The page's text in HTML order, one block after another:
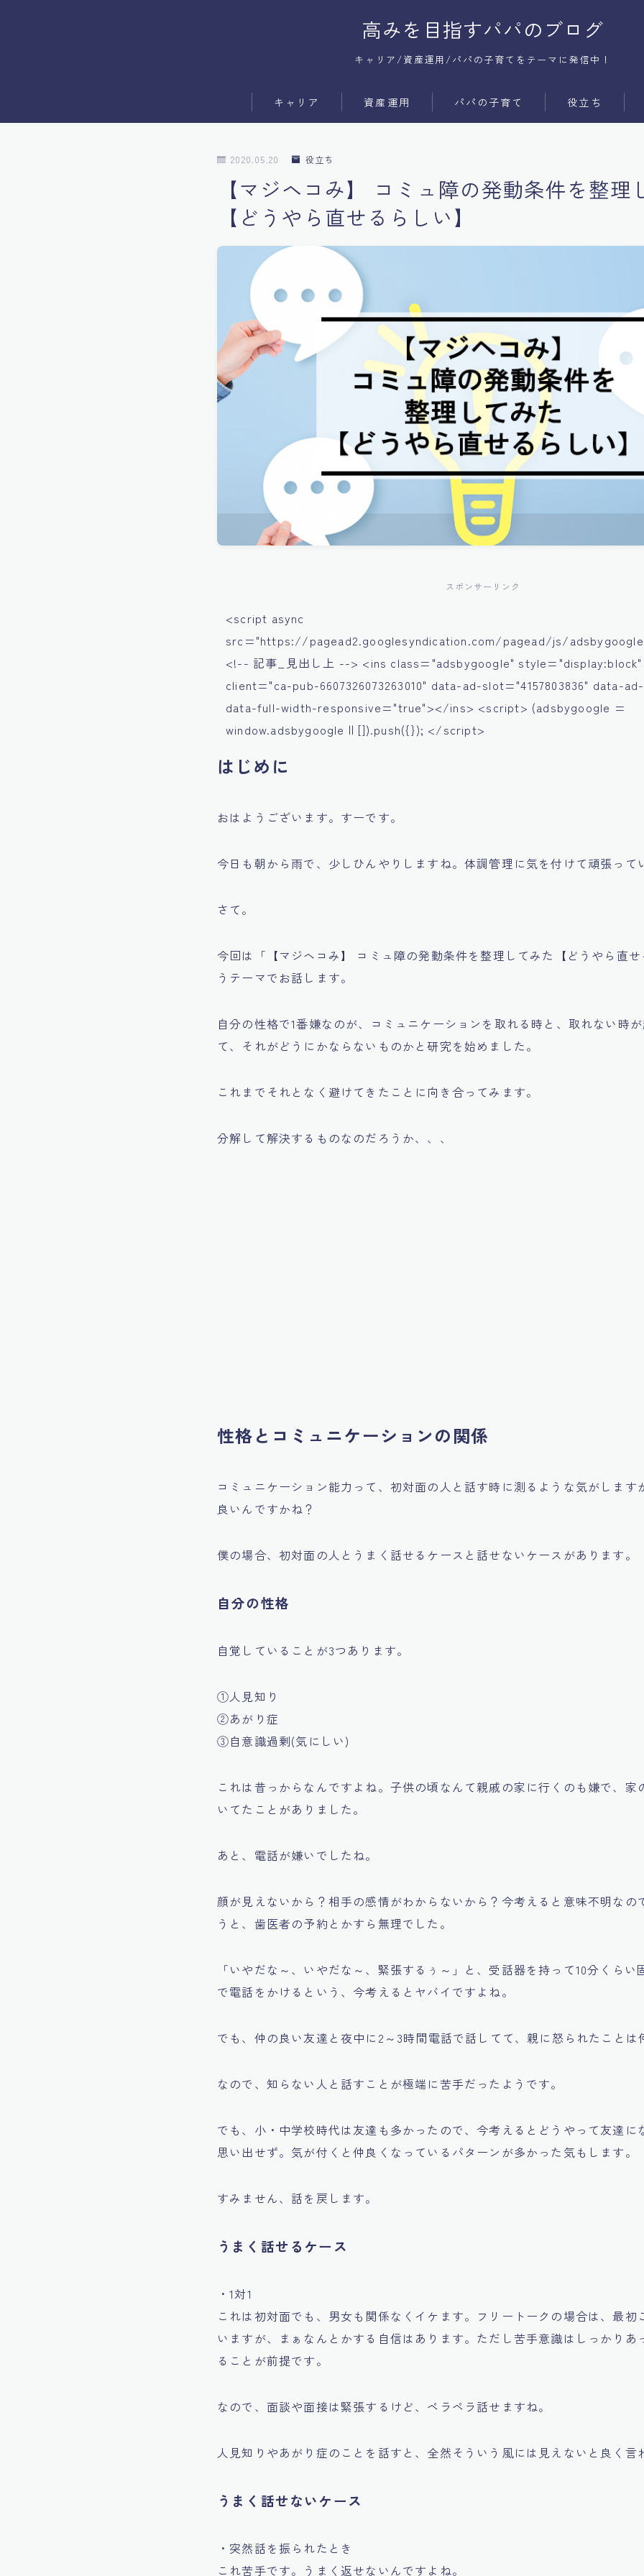
高みを目指すパパのブログ
キャリア/資産運用/パパの子育てをテーマに発信中！
キャリア
ブログ運営
資産運用 パパの子育て 役立ち
メンタル
2020.05.20 役立ち
【マジヘコみ】 コミュ障の発動条件を整理
【どうやら直せるらしい】
スポンサーリンク
<script async
src="https://pagead2.googlesyndication.com/pagead/js/
<!-- 記事_見出し上 --> <ins class="adsbygoogle"
client="ca-pub-6607326073263010" data-ad-slot="4157803836" data-
data-full-width-responsive="true"></ins> <script> (adsbygoogle =
window.adsbygoogle || []).push({}); </script>
はじめに
おはようございます。すーです。
今日も朝から雨で、少しひんやりしますね。体調管理に気を付けて頑張って
さて。
今回は「【マジヘコみ】 コミュ障の発動条件を整理してみた【どうやら直
うテーマでお話します。
自分の性格で1番嫌なのが、コミュニケーションを取れる時と、取れない時
て、それがどうにかならないものかと研究を始めました。
これまでそれとなく避けてきたことに向き合ってみます。
分解して解決するものなのだろうか、、、
性格とコミュニケーションの関係
コミュニケーション能力って、初対面の人と話す時に測るような気がします
良いんですかね？
僕の場合、初対面の人とうまく話せるケースと話せないケースがあります。
自分の性格
自覚していることが3つあります。
①人見知り
②あがり症
③自意識過剰(気にしい)
これは昔っからなんですよね。子供の頃なんて親戚の家に行くのも嫌で、家
いてたことがありました。
あと、電話が嫌いでしたね。
顔が見えないから？相手の感情がわからないから？今考えると意味不明なの
うと、歯医者の予約とかすら無理でした。
「いやだな～、いやだな～、緊張するぅ～」と、受話器を持って10分くらい
で電話をかけるという、今考えるとヤバイですよね。
でも、仲の良い友達と夜中に2～3時間電話で話してて、親に怒られたことは
なので、知らない人と話すことが極端に苦手だったようです。
でも、小・中学校時代は友達も多かったので、今考えるとどうやって友達に
思い出せず。気が付くと仲良くなっているパターンが多かった気もします。
すみません、話を戻します。
うまく話せるケース
・1対1
これは初対面でも、男女も関係なくイケます。フリートークの場合は、最初
いますが、まぁなんとかする自信はあります。ただし苦手意識はしっかりあ
ることが前提です。
なので、面談や面接は緊張するけど、ペラペラ話せますね。
人見知りやあがり症のことを話すと、全然そういう風には見えないと良く言
うまく話せないケース
・突然話を振られたとき
これ苦手です。うまく返せないんですよね。